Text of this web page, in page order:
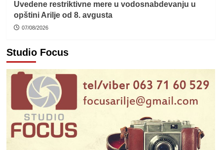
Uvedene restriktivne mere u vodosnabdevanju u
opštini Arilje od 8. avgusta
07/08/2026
Studio Focus